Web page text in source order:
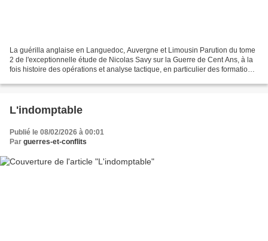
La guérilla anglaise en Languedoc, Auvergne et Limousin Parution du tome
2 de l'exceptionnelle étude de Nicolas Savy sur la Guerre de Cent Ans, à la
fois histoire des opérations et analyse tactique, en particulier des formations
L'indomptable
Publié le 08/02/2026 à 00:01
Par guerres-et-conflits